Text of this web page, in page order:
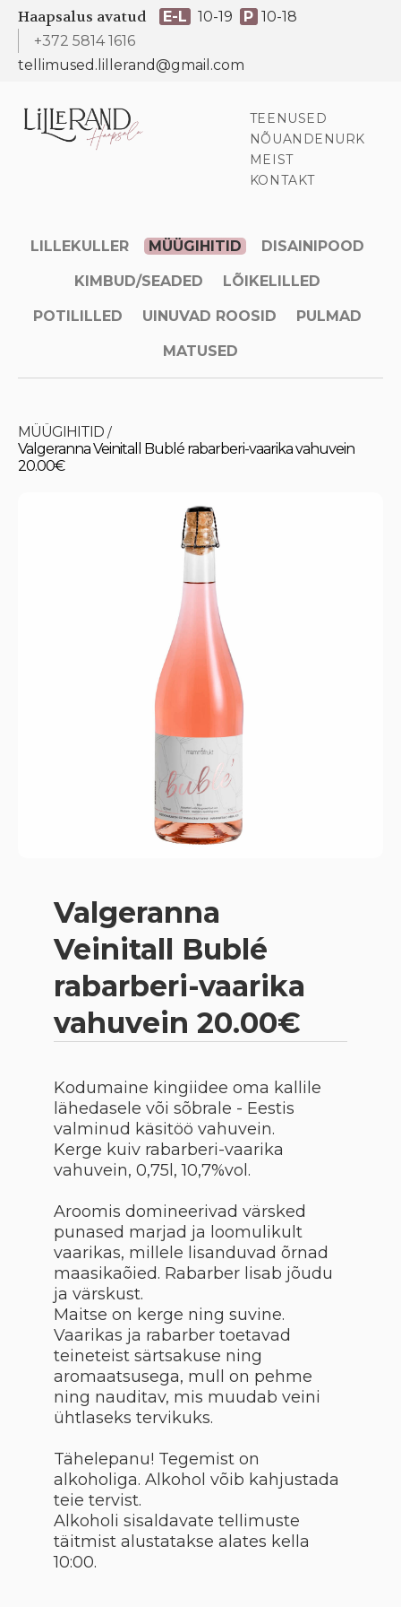
Haapsalus avatud E-L 10-19 P 10-18
+372 5814 1616
tellimused.lillerand@gmail.com
TEENUSED
NÕUANDENURK
MEIST
KONTAKT
LILLEKULLER MÜÜGIHITID DISAINIPOOD
KIMBUD/SEADED LÕIKELILLED
POTILILLED UINUVAD ROOSID PULMAD
MATUSED
MÜÜGIHITID /
Valgeranna Veinitall Bublé rabarberi-vaarika vahuvein
20.00€
Valgeranna
Veinitall Bublé
rabarberi-vaarika
vahuvein 20.00€
Kodumaine kingiidee oma kallile
lähedasele või sõbrale - Eestis
valminud käsitöö vahuvein.
Kerge kuiv rabarberi-vaarika
vahuvein, 0,75l, 10,7%vol.
Aroomis domineerivad värsked
punased marjad ja loomulikult
vaarikas, millele lisanduvad õrnad
maasikaõied. Rabarber lisab jõudu
ja värskust.
Maitse on kerge ning suvine.
Vaarikas ja rabarber toetavad
teineteist särtsakuse ning
aromaatsusega, mull on pehme
ning nauditav, mis muudab veini
ühtlaseks tervikuks.
Tähelepanu! Tegemist on
alkoholiga. Alkohol võib kahjustada
teie tervist.
Alkoholi sisaldavate tellimuste
täitmist alustatakse alates kella
10:00.